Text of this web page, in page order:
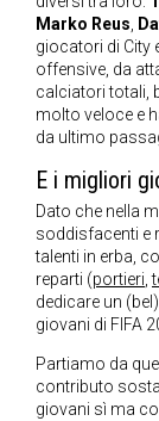
Marko Reus,
giocatori di City
offensive, da
calciatori totali,
molto veloce e
da ultimo
E i migliori
Dato che nella
soddisfacenti e
talenti in erba,
reparti (portieri,
dedicare un
giovani di FIFA
Partiamo da
contributo
giovani sì ma